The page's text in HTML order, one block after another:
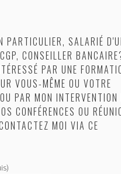
PARTICULIER, SALARIÉ
CONSEILLER
PAR UNE
VOUS-MÊME OU VOTRE
PAR MON INTERVENTION
CONFÉRENCES OU
MOI VIA CE